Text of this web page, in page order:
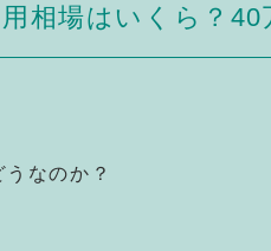
相場はいくら？
なのか？